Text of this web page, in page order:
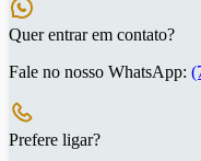
Quer entrar em contato?
Fale no nosso WhatsApp:
Prefere ligar?